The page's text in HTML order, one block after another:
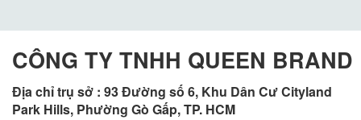
CÔNG TY TNHH QUEEN BRAND
Địa chỉ trụ sở : 93 Đường số 6, Khu Dân Cư Cityland
Park Hills, Phường Gò Gấp, TP. HCM